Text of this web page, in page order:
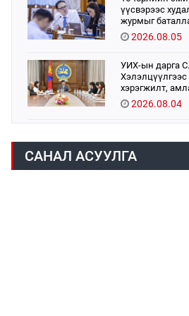
үүсвэрээс
журмыг
2026.08.05
УИХ-ын дарга
хэрэгжилт,
бодит үр дүн
2026.08.04
1,439.2 кг үнэт
худалдан авлаа
2026.08.05
САНАЛ АСУУЛГА